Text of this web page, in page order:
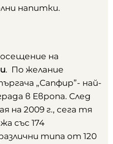
напитки.
на
. По желание
„Сапфир”- най-
в Европа. След
на 2009 г., сега тя
със 174
типа от 120